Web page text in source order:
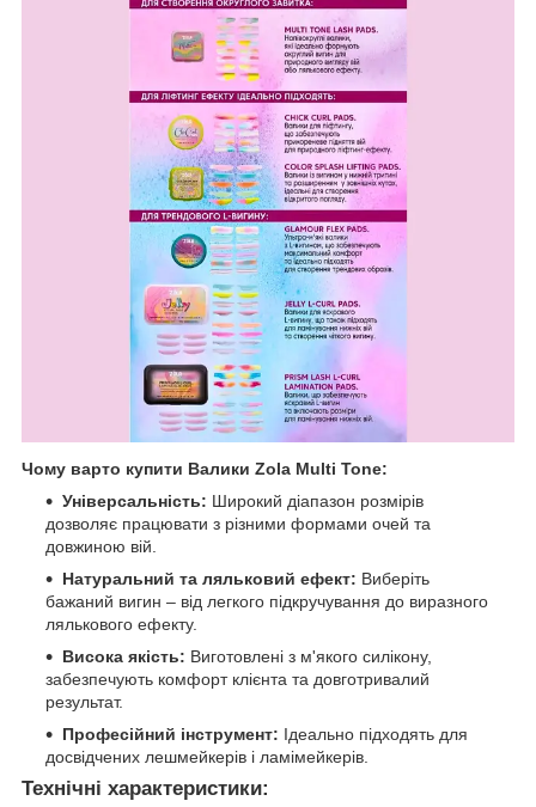
Чому варто купити Валики Zola Multi Tone:
Універсальність: Широкий діапазон розмірів
дозволяє працювати з різними формами очей та
довжиною вій.
Натуральний та ляльковий ефект: Виберіть
бажаний вигин – від легкого підкручування до виразного
лялькового ефекту.
Висока якість: Виготовлені з м'якого силікону,
забезпечують комфорт клієнта та довготривалий
результат.
Професійний інструмент: Ідеально підходять для
досвідчених лешмейкерів і ламімейкерів.
Технічні характеристики: